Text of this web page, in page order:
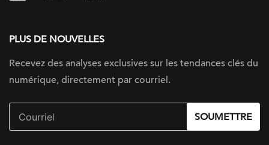
PLUS DE NOUVELLES
Recevez des analyses exclusives sur les tendances clés du
numérique, directement par courriel.
SOUMETTRE